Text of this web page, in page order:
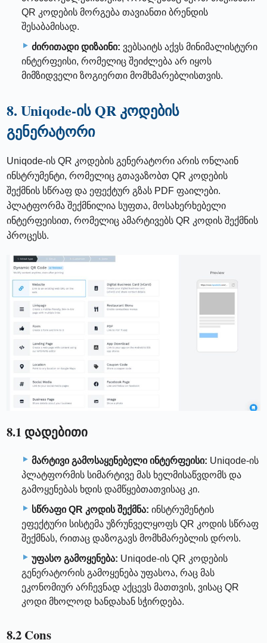
QR კოდების მორგება თავიანთი ბრენდის
შესაბამისად.
ძირითადი დიზაინი: ვებსაიტს აქვს მინიმალისტური
ინტერფეისი, რომელიც შეიძლება არ იყოს
მიმზიდველი ზოგიერთი მომხმარებლისთვის.
8. Uniqode-ის QR კოდების
გენერატორი
Uniqode-ის QR კოდების გენერატორი არის ონლაინ
ინსტრუმენტი, რომელიც გთავაზობთ QR კოდების
შექმნის სწრაფ და ეფექტურ გზას PDF ფაილები.
პლატფორმა შექმნილია სუფთა, მოსახერხებელი
ინტერფეისით, რომელიც ამარტივებს QR კოდის შექმნის
პროცესს.
8.1 დადებითი
მარტივი გამოსაყენებელი ინტერფეისი: Uniqode-ის
პლატფორმის სიმარტივე მას ხელმისაწვდომს და
გამოყენებას ხდის დამწყებთათვისაც კი.
სწრაფი QR კოდის შექმნა: ინსტრუმენტის
ეფექტური სისტემა უზრუნველყოფს QR კოდის სწრაფ
შექმნას, რითაც დაზოგავს მომხმარებლის დროს.
უფასო გამოყენება: Uniqode-ის QR კოდების
გენერატორის გამოყენება უფასოა, რაც მას
ეკონომიურ არჩევნად აქცევს მათთვის, ვისაც QR
კოდი მხოლოდ ხანდახან სჭირდება.
8.2 Cons